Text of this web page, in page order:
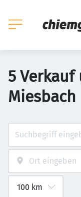
5 Verkauf
Miesbach